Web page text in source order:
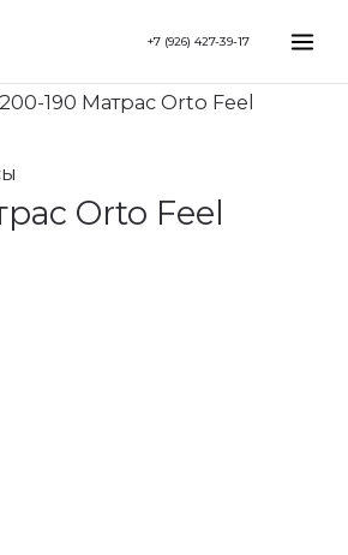
+7 (926) 427-39-17
200-190 Матрас Orto Feel
Orto Feel